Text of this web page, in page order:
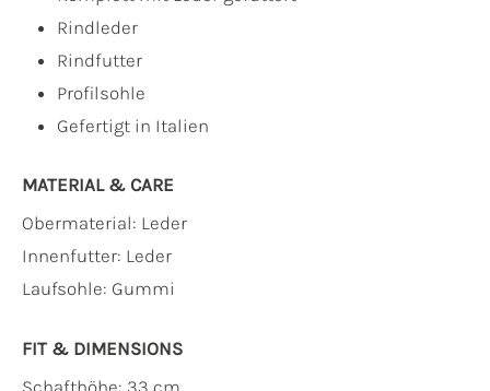
Rindleder
Rindfutter
Profilsohle
Gefertigt in Italien
MATERIAL & CARE
Obermaterial: Leder
Innenfutter: Leder
Laufsohle: Gummi
FIT & DIMENSIONS
Schafthöhe: 33 cm